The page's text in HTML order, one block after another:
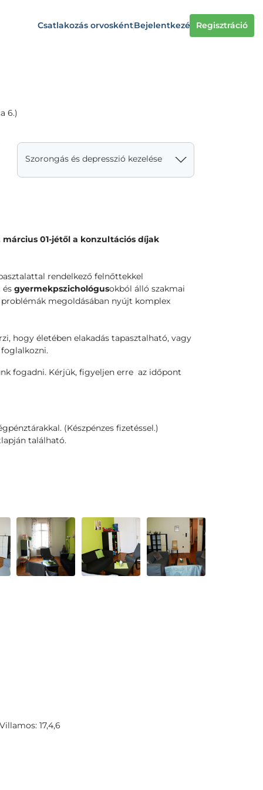
Csatlakozás orvoskéntBejelentkezés Regisztráció
6.)
Szorongás és depresszió kezelése
01-jétől a konzultációs díjak
rendelkező felnőttekkel
és gyermekpszichológusokból álló szakmai
megoldásában nyújt komplex
hogy életében elakadás tapasztalható, vagy
fogadni. Kérjük, figyeljen erre az időpont
(Készpénzes fizetéssel.)
található.
17,4,6